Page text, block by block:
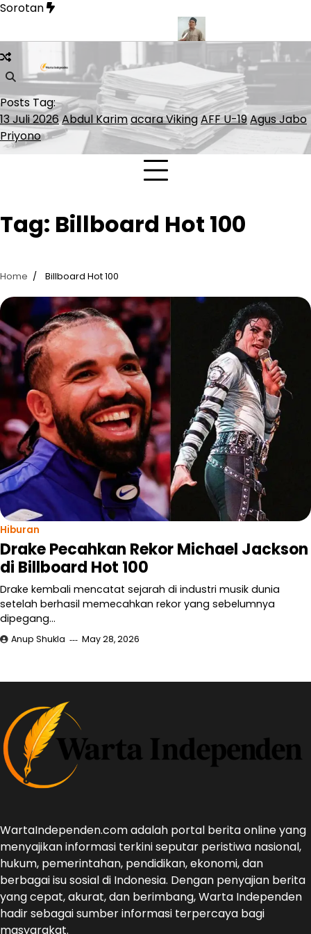
Skip
content
Sorotan
Tertinggal Bernilai Rp1,16 Miliar KemenHAM Babel Siap
Posts Tag:
13 Juli 2026Abdul Karimacara VikingAFF U-19Agus Jabo
Priyono
Tag: Billboard Hot 100
Home Billboard Hot 100
Hiburan
Drake Pecahkan Rekor Michael Jackson
di Billboard Hot 100
Drake kembali mencatat sejarah di industri musik dunia
setelah berhasil memecahkan rekor yang sebelumnya
dipegang…
Anup Shukla May 28, 2026
WartaIndependen.com adalah portal berita online yang
menyajikan informasi terkini seputar peristiwa nasional,
hukum, pemerintahan, pendidikan, ekonomi, dan
berbagai isu sosial di Indonesia. Dengan penyajian berita
yang cepat, akurat, dan berimbang, Warta Independen
hadir sebagai sumber informasi terpercaya bagi
masyarakat.